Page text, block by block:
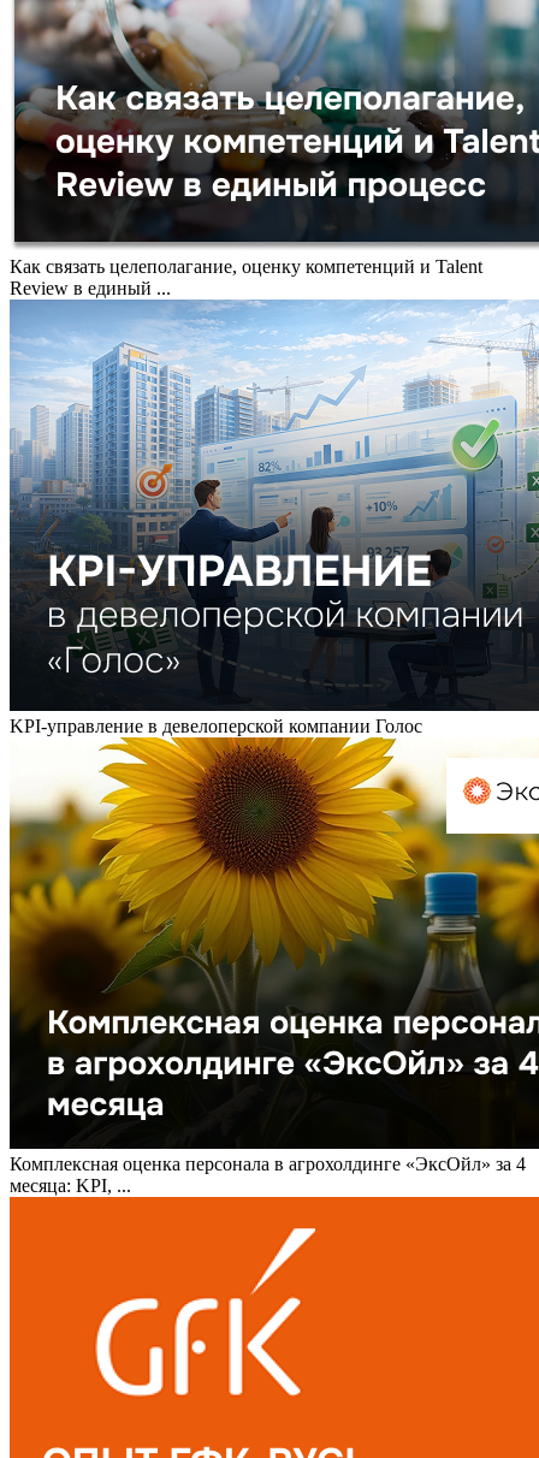
Как связать целеполагание, оценку компетенций и Talent
Review в единый ...
KPI-управление в девелоперской компании Голос
Комплексная оценка персонала в агрохолдинге «ЭксОйл» за 4
месяца: KPI, ...